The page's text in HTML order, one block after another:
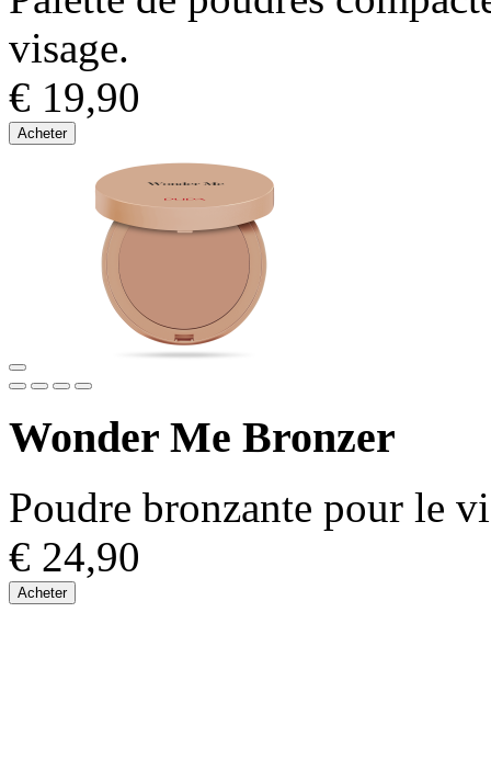
visage.
€ 19,90
Acheter
Wonder Me Bronzer
Poudre bronzante pour le
€ 24,90
Acheter